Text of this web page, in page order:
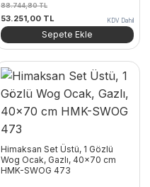
88.744,80TL
Orijinal
fiyat:
88.744,80 TL.
53.251,00 TL
andaki
fiyat:
KDV Dahil
Sepete Ekle
Himaksan Set Üstü, 1 Gözlü
Wog Ocak, Gazlı, 40×70 cm
HMK-SWOG 473